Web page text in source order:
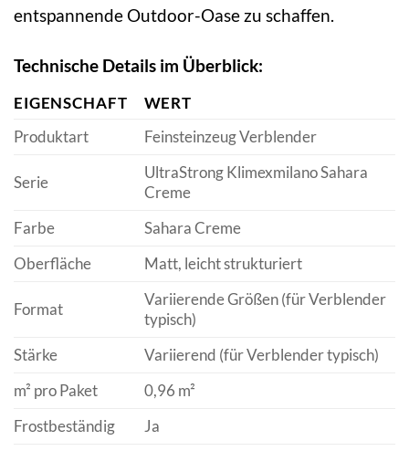
entspannende Outdoor-Oase zu schaffen.
Technische Details im Überblick:
EIGENSCHAFT
WERT
Produktart
Feinsteinzeug Verblender
Serie
UltraStrong Klimexmilano Sahara
Creme
Farbe
Sahara Creme
Oberfläche
Matt, leicht strukturiert
Format
Variierende Größen (für Verblender
typisch)
Stärke
Variierend (für Verblender typisch)
m² pro Paket
0,96 m²
Frostbeständig
Ja